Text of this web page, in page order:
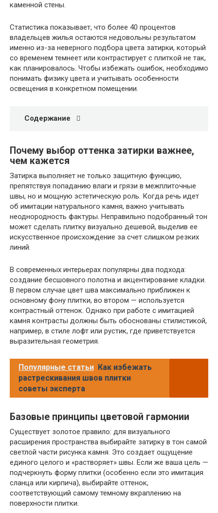
каменной стены.
Статистика показывает, что более 40 процентов
владельцев жилья остаются недовольны результатом
именно из-за неверного подбора цвета затирки, который
со временем темнеет или контрастирует с плиткой не так,
как планировалось. Чтобы избежать ошибок, необходимо
понимать физику цвета и учитывать особенности
освещения в конкретном помещении.
Содержание
Почему выбор оттенка затирки важнее,
чем кажется
Затирка выполняет не только защитную функцию,
препятствуя попаданию влаги и грязи в межплиточные
швы, но и мощную эстетическую роль. Когда речь идет
об имитации натурального камня, важно учитывать
неоднородность фактуры. Неправильно подобранный тон
может сделать плитку визуально дешевой, выделив ее
искусственное происхождение за счет слишком резких
линий.
В современных интерьерах популярны два подхода:
создание бесшовного полотна и акцентирование кладки.
В первом случае цвет шва максимально приближен к
основному фону плитки, во втором — используется
контрастный оттенок. Однако при работе с имитацией
камня контрасты должны быть обоснованы стилистикой,
например, в стиле лофт или рустик, где приветствуется
выразительная геометрия.
Популярные статьи Как избежать
растрескивания швов плитки
советы эксперта
Базовые принципы цветовой гармонии
Существует золотое правило: для визуального
расширения пространства выбирайте затирку в тон самой
светлой части рисунка камня. Это создает ощущение
единого целого и «растворяет» швы. Если же ваша цель —
подчеркнуть форму плитки (особенно если это имитация
сланца или кирпича), выбирайте оттенок,
соответствующий самому темному вкраплению на
поверхности плитки.